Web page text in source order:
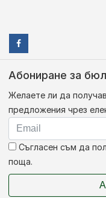
Абониране за
Желаете ли да
предложения чрез
Съгласен съм да
поща.